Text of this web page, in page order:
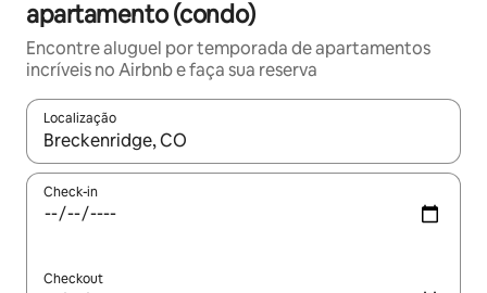
apartamento (condo)
Encontre aluguel por temporada de apartamentos
incríveis no Airbnb e faça sua reserva
Localização
Quando os resultados estiverem disponíveis, explore-os
Check-in
Checkout